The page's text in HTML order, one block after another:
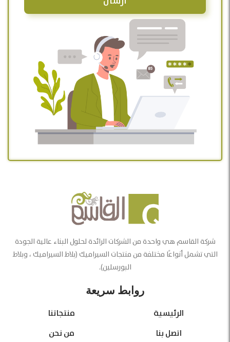
شركة القاسم هي واحدة من الشركات الرائدة لحلول البناء عالية الجودة
التي تشمل أنواعًا مختلفة من منتجات السيراميك (بلاط السيراميك ، وبلاط
البورسلين).
روابط سريعة
الرئيسية
منتجاتنا
اتصل بنا
من نحن